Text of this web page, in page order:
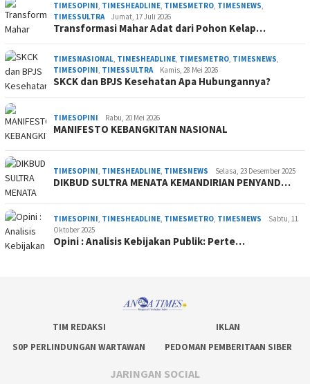
TIMESOPINI, TIMESHEADLINE, TIMESMETRO, TIMESNEWS,
TIMESSULTRA
Jumat, 17 Juli 2026
Transformasi Mahar Adat dari Pohon Kelap…
TIMESNASIONAL, TIMESHEADLINE, TIMESMETRO, TIMESNEWS,
TIMESOPINI, TIMESSULTRA Kamis, 28 Mei 2026
SKCK dan BPJS Kesehatan Apa Hubungannya?
TIMESOPINI Rabu, 20 Mei 2026
MANIFESTO KEBANGKITAN NASIONAL
TIMESOPINI, TIMESHEADLINE, TIMESNEWS Selasa, 23 Desember 2025
DIKBUD SULTRA MENATA KEMANDIRIAN PENYAND…
TIMESOPINI, TIMESHEADLINE, TIMESMETRO, TIMESNEWS
Sabtu, 11
Oktober 2025
Opini : Analisis Kebijakan Publik: Perte…
TIM REDAKSI
IKLAN
S0P PERLINDUNGAN WARTAWAN
PEDOMAN PEMBERITAAN SIBER
JARINGAN SOCIAL